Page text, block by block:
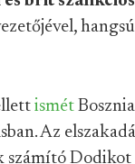
ismét
Az
számító